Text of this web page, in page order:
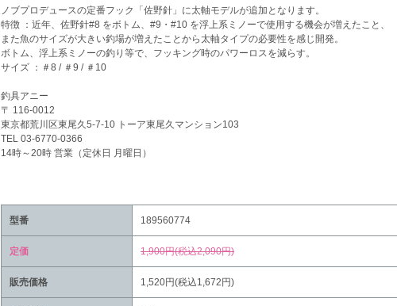
ノブプロデュースの定番フック「佐野針」に太軸モデルが追加となります。
特徴 ：近年、佐野針#8 をボトム、#9・#10 を浮上系ミノーで使用する機会が増えたこと、
また魚のサイズが大きい釣場が増えたことから太軸タイプの必要性を感じ開発。
ボトム、浮上系ミノーの釣り等で、フッキング時のパワーロスを減らす。
サイズ ：＃8 / ＃9 / ＃10
釣具アニー
〒 116-0012
東京都荒川区東尾久5-7-10 トーア東尾久マンション103
TEL 03-6770-0366
14時～20時 営業（定休日 月曜日）
型番 189560774
定価 1,900円(税込2,090円)
販売価格 1,520円(税込1,672円)